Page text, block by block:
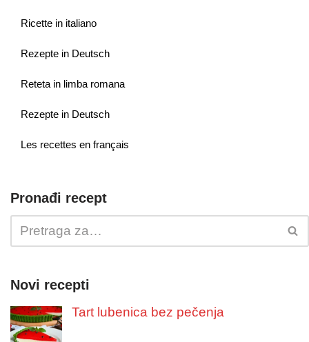
Ricette in italiano
Rezepte in Deutsch
Reteta in limba romana
Rezepte in Deutsch
Les recettes en français
Pronađi recept
Novi recepti
Tart lubenica bez pečenja